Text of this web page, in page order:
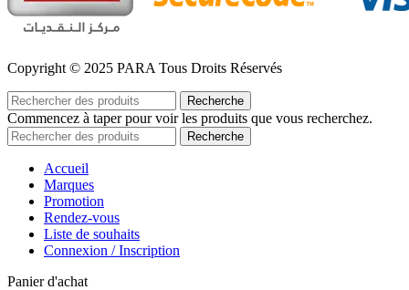
Copyright © 2025 PARA Tous Droits Réservés
Recherche
Commencez à taper pour voir les produits que vous recherchez.
Recherche
Accueil
Marques
Promotion
Rendez-vous
Liste de souhaits
Connexion / Inscription
Panier d'achat